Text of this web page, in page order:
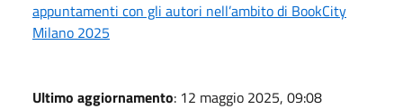
appuntamenti con gli autori nell’ambito di BookCity
Milano 2025
Ultimo aggiornamento: 12 maggio 2025, 09:08